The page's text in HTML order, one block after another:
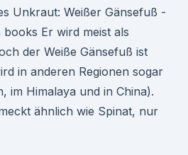
Unkraut: Weißer Gänsefuß -
Er wird meist als
der Weiße Gänsefuß ist
in anderen Regionen sogar
im Himalaya und in China).
ähnlich wie Spinat, nur